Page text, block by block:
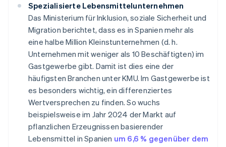
Spezialisierte Lebensmittelunternehmen
Das Ministerium für Inklusion, soziale Sicherheit und
Migration berichtet, dass es in Spanien mehr als
eine halbe Million Kleinstunternehmen (d. h.
Unternehmen mit weniger als 10 Beschäftigten) im
Gastgewerbe gibt. Damit ist dies eine der
häufigsten Branchen unter KMU. Im Gastgewerbe ist
es besonders wichtig, ein differenziertes
Wertversprechen zu finden. So wuchs
beispielsweise im Jahr 2024 der Markt auf
pflanzlichen Erzeugnissen basierender
Lebensmittel in Spanien um 6,6 % gegenüber dem